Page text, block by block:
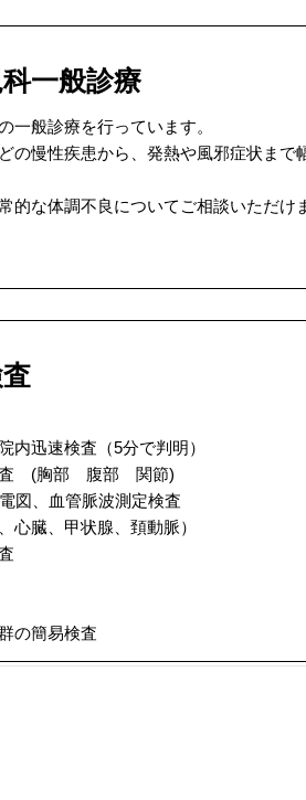
一般診療
一般診療を行っています。
の慢性疾患から、発熱や風邪症状まで
的な体調不良についてご相談いただけ
迅速検査（5分で判明）
査 (胸部 腹部 関節)
図、血管脈波測定検査
心臓、甲状腺、頚動脈）
の簡易検査